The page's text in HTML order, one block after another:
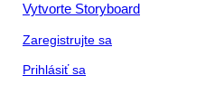
Vytvorte Storyboard
Zaregistrujte sa
Prihlásiť sa